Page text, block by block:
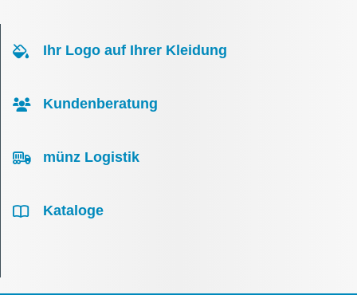
Ihr Logo auf Ihrer Kleidung
Kundenberatung
münz Logistik
Kataloge